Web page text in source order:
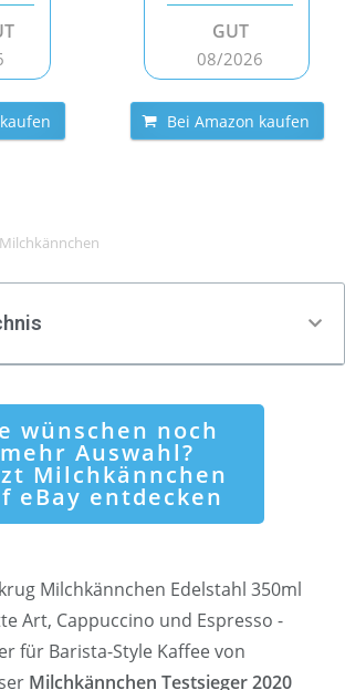
GUT
08/2026
Bei Amazon kaufen
Milchkännchen
wünschen noch
mehr Auswahl?
Milchkännchen
eBay entdecken
Milchkännchen Edelstahl 350ml
Art, Cappuccino und Espresso -
für Barista-Style Kaffee von
Milchkännchen Testsieger 2020